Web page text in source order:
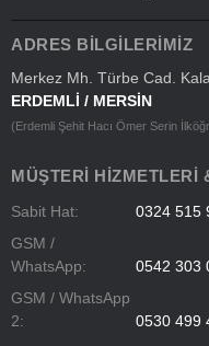
ADRES BILGILERIMIZ
Merkez Mh. Türbe Cad.
ERDEMLİ / MERSİN
(Erdemli Şehit Hacı Ömer Serin
MÜŞTERI HIZMETLERI
Sabit Hat:
0324 515
GSM /
WhatsApp:
0542 303
GSM / WhatsApp
2:
0530 499